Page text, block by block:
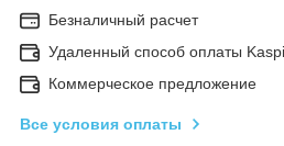
Безналичный расчет
Удаленный способ оплаты Kaspi
Коммерческое предложение
Все условия оплаты